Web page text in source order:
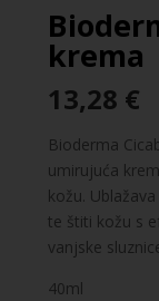
krema
13,28 €
Bioderma
umirujuća
kožu.
te štiti kožu s
vanjske
40ml